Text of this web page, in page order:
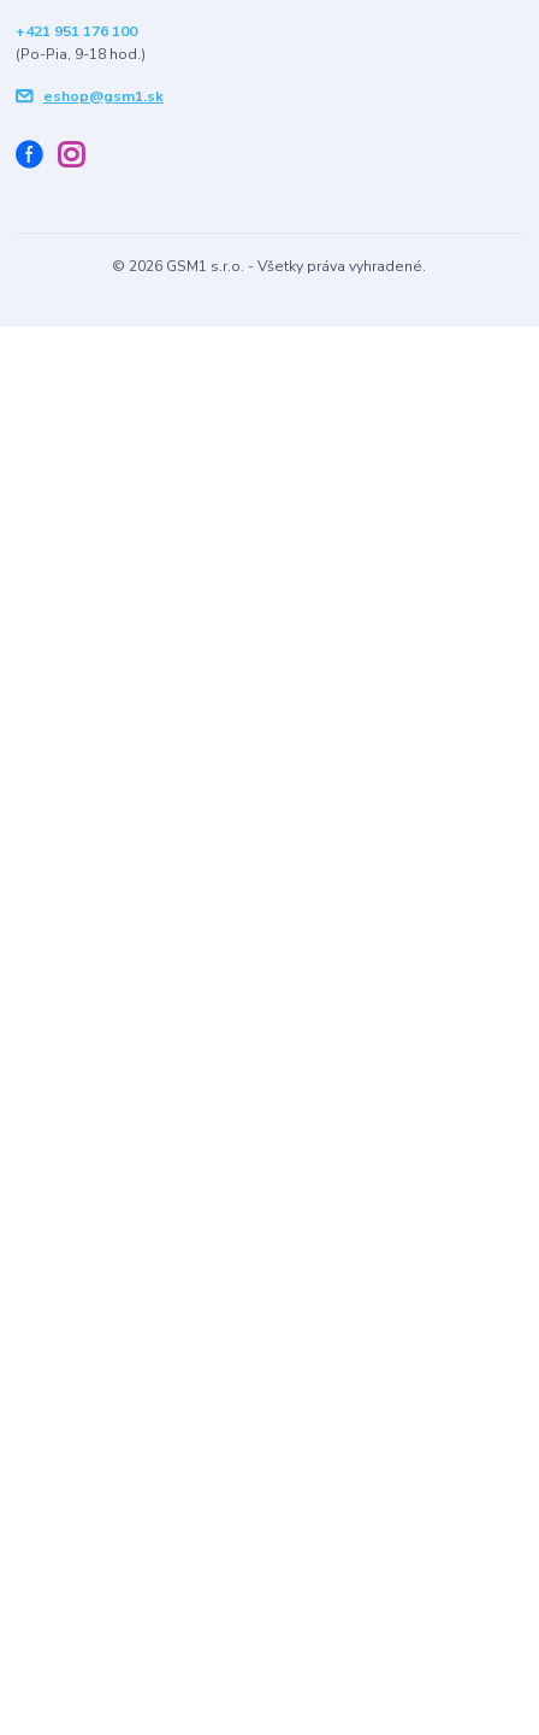
+421 951 176 100
(Po-Pia, 9-18 hod.)
eshop@gsm1.sk
© 2026 GSM1 s.r.o. - Všetky práva vyhradené.